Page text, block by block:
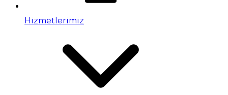
Hizmetlerimiz